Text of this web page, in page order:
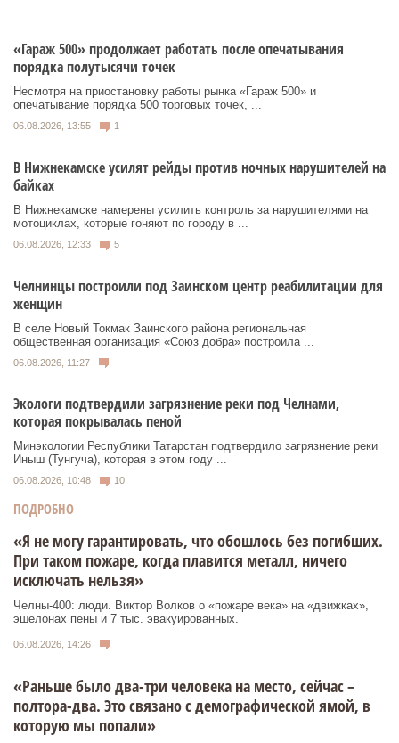
«Гараж 500» продолжает работать после опечатывания
порядка полутысячи точек
Несмотря на приостановку работы рынка «Гараж 500» и
опечатывание порядка 500 торговых точек, ...
06.08.2026, 13:55 1
В Нижнекамске усилят рейды против ночных нарушителей на
байках
В Нижнекамске намерены усилить контроль за нарушителями на
мотоциклах, которые гоняют по городу в ...
06.08.2026, 12:33 5
Челнинцы построили под Заинском центр реабилитации для
женщин
В селе Новый Токмак Заинского района региональная
общественная организация «Союз добра» построила ...
06.08.2026, 11:27
Экологи подтвердили загрязнение реки под Челнами,
которая покрывалась пеной
Минэкологии Республики Татарстан подтвердило загрязнение реки
Иныш (Тунгуча), которая в этом году ...
06.08.2026, 10:48 10
ПОДРОБНО
«Я не могу гарантировать, что обошлось без погибших.
При таком пожаре, когда плавится металл, ничего
исключать нельзя»
Челны-400: люди. Виктор Волков о «пожаре века» на «движках»,
эшелонах пены и 7 тыс. эвакуированных.
06.08.2026, 14:26
«Раньше было два-три человека на место, сейчас –
полтора-два. Это связано с демографической ямой, в
которую мы попали»